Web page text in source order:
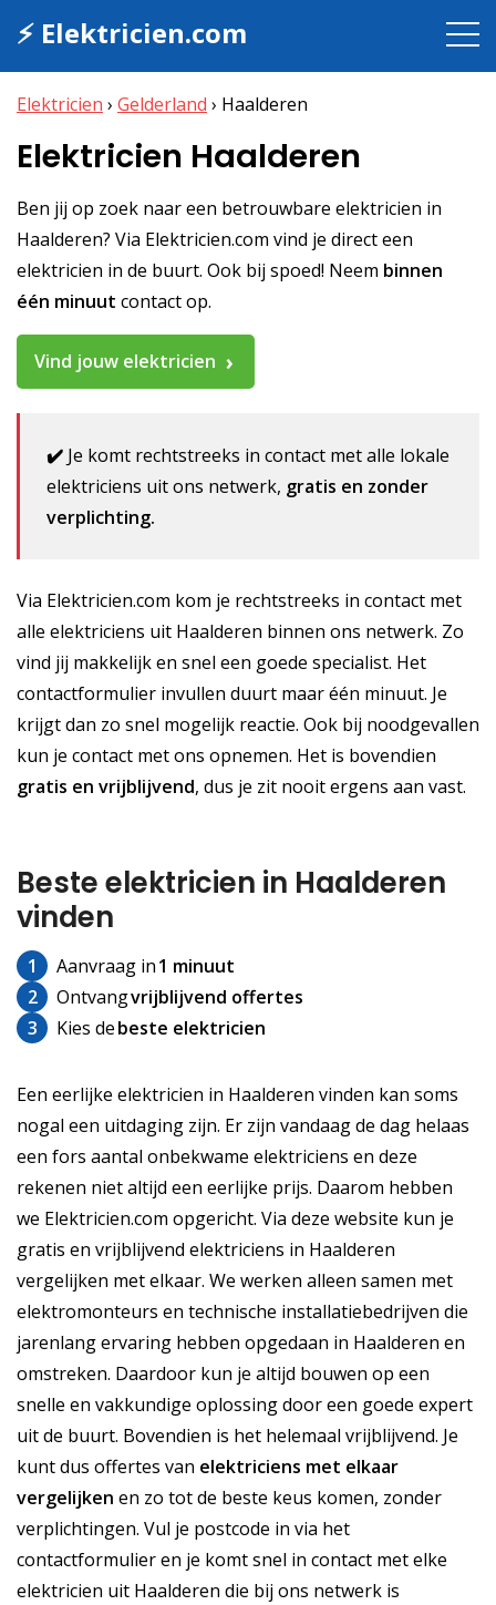
⚡ Elektricien.com
Elektricien › Gelderland › Haalderen
Elektricien Haalderen
Ben jij op zoek naar een betrouwbare elektricien in
Haalderen? Via Elektricien.com vind je direct een
elektricien in de buurt. Ook bij spoed! Neem binnen
één minuut contact op.
Vind jouw elektricien
✔️ Je komt rechtstreeks in contact met alle lokale
elektriciens uit ons netwerk, gratis en zonder
verplichting.
Via Elektricien.com kom je rechtstreeks in contact met
alle elektriciens uit Haalderen binnen ons netwerk. Zo
vind jij makkelijk en snel een goede specialist. Het
contactformulier invullen duurt maar één minuut. Je
krijgt dan zo snel mogelijk reactie. Ook bij noodgevallen
kun je contact met ons opnemen. Het is bovendien
gratis en vrijblijvend, dus je zit nooit ergens aan vast.
Beste elektricien in Haalderen
vinden
1 Aanvraag in1 minuut
2
Ontvangvrijblijvend offertes
3
Kies debeste elektricien
Een eerlijke elektricien in Haalderen vinden kan soms
nogal een uitdaging zijn. Er zijn vandaag de dag helaas
een fors aantal onbekwame elektriciens en deze
rekenen niet altijd een eerlijke prijs. Daarom hebben
we Elektricien.com opgericht. Via deze website kun je
gratis en vrijblijvend elektriciens in Haalderen
vergelijken met elkaar. We werken alleen samen met
elektromonteurs en technische installatiebedrijven die
jarenlang ervaring hebben opgedaan in Haalderen en
omstreken. Daardoor kun je altijd bouwen op een
snelle en vakkundige oplossing door een goede expert
uit de buurt. Bovendien is het helemaal vrijblijvend. Je
kunt dus offertes van elektriciens met elkaar
vergelijken en zo tot de beste keus komen, zonder
verplichtingen. Vul je postcode in via het
contactformulier en je komt snel in contact met elke
elektricien uit Haalderen die bij ons netwerk is